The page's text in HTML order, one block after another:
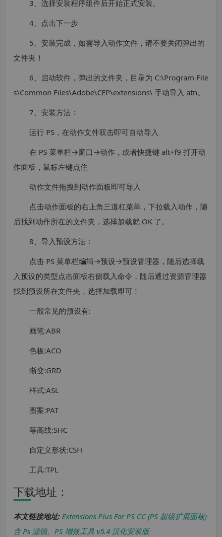
3、选择安装程序组件后开始正式安装。
4、点击下一步
5、安装完成，如需导入动作文件，请不要关闭弹出的
文件夹！
6、启动软件，弹出的文件夹，目录为 C:\Program File
s\Common Files\Adobe\CEP\extensions\ 手动导入 atn。
7、安装方法：
运行 PS，在动作文件双击即可自动导入
在 PS 菜单栏→窗口→动作，或者快捷键 alt+f9 打开动
作面板，鼠标左键点住
动作文件拖拽到动作面板即可导入
点击动作面板的右上角三道杠菜单，下拉载入动作，随
后找到动作所在的文件夹，选择加载就 OK 了。
8、导入预设方法：
点击 PS 菜单栏编辑→预设→预设管理器，随后选择载
入预设的类型点击面板右侧载入命令，随后通过资源管理器
找到预设所在文件夹，选择加载即可！
一般常见的预设有:
画笔:ABR
色板:ACO
渐变:GRD
样式:ASL
图案:PAT
等高线:SHC
自定义形状:CSH
工具:TPL
下载地址：
本文链接地址: Extensions Plus For PS CC (PS 超级扩展面板)
含 Ps 滤镜、PS 增效工具 v5.4 汉化安装版